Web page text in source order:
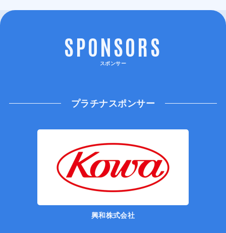
SPONSORS
スポンサー
プラチナスポンサー
興和株式会社